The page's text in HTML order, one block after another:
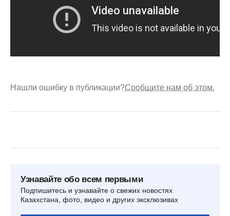
Нашли ошибку в публикации?Сообщите нам об этом.
Узнавайте обо всем первыми
Подпишитесь и узнавайте о свежих новостях
Казахстана, фото, видео и других эксклюзивах